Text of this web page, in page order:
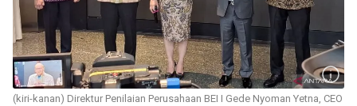
(kiri-kanan) Direktur Penilaian Perusahaan BEI I Gede Nyoman Yetna, CEO